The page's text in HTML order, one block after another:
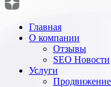
Главная
О компании
Отзывы
SEO Новости
Услуги
Продвижение